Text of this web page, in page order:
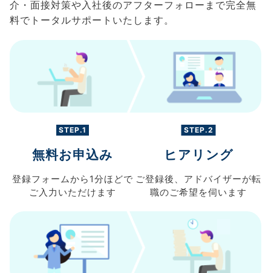
介・面接対策や入社後のアフターフォローまで完全無
料でトータルサポートいたします。
STEP.1
無料お申込み
登録フォームから 1分ほどで
ご入力 いただけます
STEP.2
ヒアリング
ご登録後、 アドバイザーが転
職のご希望を伺います